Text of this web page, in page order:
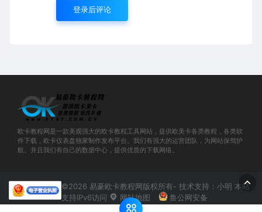
登录后评论
欧卡教程网是一款美观强大的欧卡教程工具网站，提供欧美卡各类教程，各类软
件下载，欧卡仪表盘独家制作发布平台。我们有强大的运营团队，为网站保驾护
航。并且我们有自己的数据中心，提供优质的下载网络。
©2026 易豪欧卡教程网版权所有- 技术支持：小明 本站
支持IPv6访问
网站地图
鲁公网安备
鲁ICP备2020036504号-12